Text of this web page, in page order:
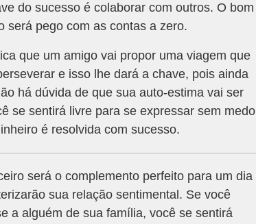
do sucesso é colaborar com outros. O bom
será pego com as contas a zero.
que um amigo vai propor uma viagem que
e isso lhe dará a chave, pois ainda
há dúvida de que sua auto-estima vai ser
se sentirá livre para se expressar sem medo
é resolvida com sucesso.
será o complemento perfeito para um dia
sua relação sentimental. Se você
a alguém de sua família, você se sentirá